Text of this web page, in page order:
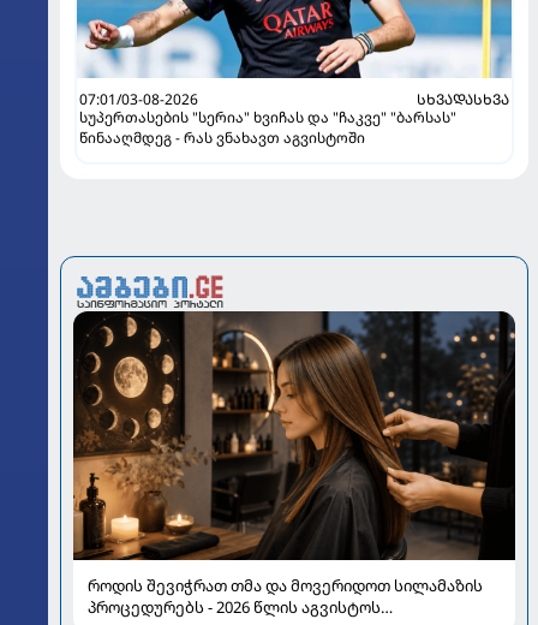
07:01/03-08-2026
ᲡᲮᲕᲐᲓᲐᲡᲮᲕᲐ
სუპერთასების "სერია" ხვიჩას და "ჩაკვე" "ბარსას"
წინააღმდეგ - რას ვნახავთ აგვისტოში
როდის შევიჭრათ თმა და მოვერიდოთ სილამაზის
პროცედურებს - 2026 წლის აგვისტოს